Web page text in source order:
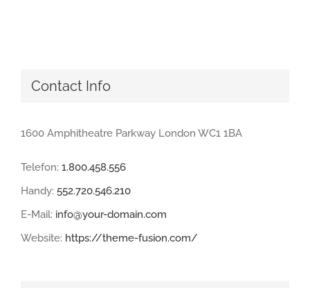
Contact Info
1600 Amphitheatre Parkway London WC1 1BA
Telefon: 1.800.458.556
Handy: 552.720.546.210
E-Mail: info@your-domain.com
Website: https://theme-fusion.com/